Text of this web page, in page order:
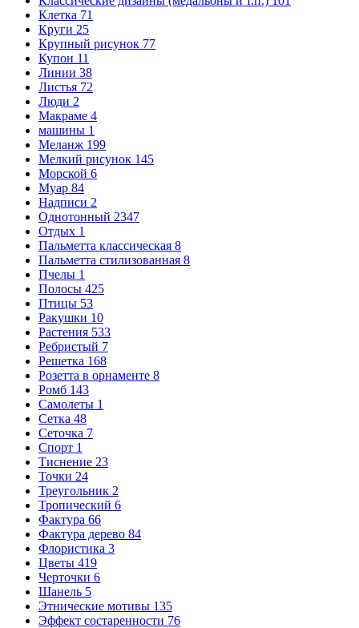
Клетка 71
Круги 25
Крупный рисунок 77
Купон 11
Линии 38
Листья 72
Люди 2
Макраме 4
машины 1
Меланж 199
Мелкий рисунок 145
Морской 6
Муар 84
Надписи 2
Однотонный 2347
Отдых 1
Пальметта классическая 8
Пальметта стилизованная 8
Пчелы 1
Полосы 425
Птицы 53
Ракушки 10
Растения 533
Ребристый 7
Решетка 168
Розетта в орнаменте 8
Ромб 143
Самолеты 1
Сетка 48
Сеточка 7
Спорт 1
Тиснение 23
Точки 24
Треугольник 2
Тропический 6
Фактура 66
Фактура дерево 84
Флористика 3
Цветы 419
Черточки 6
Шанель 5
Этнические мотивы 135
Эффект состаренности 76